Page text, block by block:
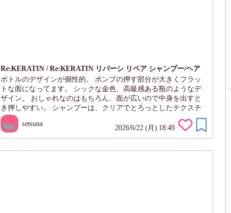
Re:KERATIN / Re:KERATIN リバーシ リペア シャンプー/ヘア
トリートメント
ボトルのデザインが個性的。 ポンプの押す部分が大きくフラッ
トな面になってます。 シックな金色、高級感ある瓶のようなデ
ザイン。 おしゃれなのはもちろん、面が広いので中身を出すと
き押しやすい。 シャンプーは、クリアでとろっとしたテクスチ
ャー。 水気をくわえ、泡立てるとふわっとクリーミー泡へ。 ふ
わっとなめらかな泡が地肌と髪をしっかりとつつみこみ、洗いや
すい。 しっとりとするような洗いあがりで、私の髪にも合って
setsuna 2026/6/22 (月) 18:49